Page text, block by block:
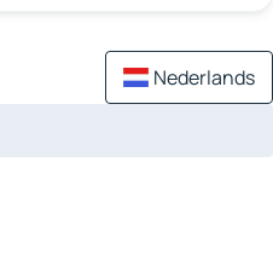
Nederlands